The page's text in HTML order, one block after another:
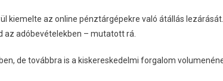
kiemelte az online pénztárgépekre való átállás
az adóbevételekben – mutatott rá.
de továbbra is a kiskereskedelmi forgalom